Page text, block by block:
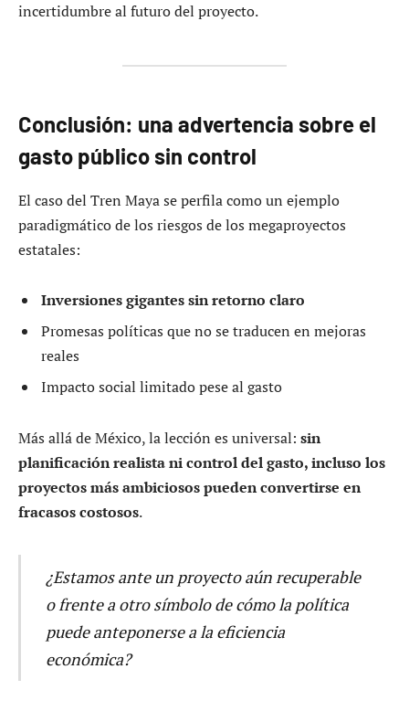
incertidumbre al futuro del proyecto.
Conclusión: una advertencia sobre el
gasto público sin control
El caso del Tren Maya se perfila como un ejemplo
paradigmático de los riesgos de los megaproyectos
estatales:
Inversiones gigantes sin retorno claro
Promesas políticas que no se traducen en mejoras
reales
Impacto social limitado pese al gasto
Más allá de México, la lección es universal: sin
planificación realista ni control del gasto, incluso los
proyectos más ambiciosos pueden convertirse en
fracasos costosos.
¿Estamos ante un proyecto aún recuperable
o frente a otro símbolo de cómo la política
puede anteponerse a la eficiencia
económica?